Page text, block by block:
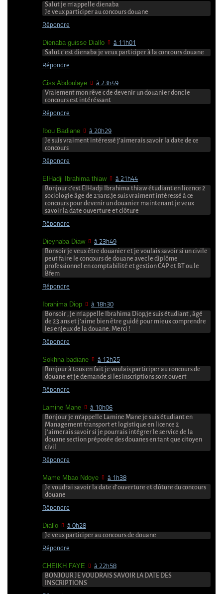
Salut je m’appelle dienaba
Je veux participer au concours douane
Répondre
Dienaba guisse Diallo à 11h01
Salut c’est dienaba je veux participer à la concours douane
Répondre
Ciss Abdoulaye à 23h49
Vraiement mon rêve c de devenir un douanier donc le
concours est intéréssant
Répondre
Ibou Badiane à 20h29
Je suis vraiment intéressé j’aimerais savoir la date de ce
concours
Répondre
ElHadji Ibrahima thiaw à 21h44
Bonjour c’est ElHadji Ibrahima thiaw étudiant en licence 2
sociologie âge de 23ans.je suis vraiment intéressé à ce
concours pour devenir un douanier maintenant je veux
savoir la date ouverture et clôture
Répondre
Dieynaba Diaw à 23h49
Bonsoir je veux être douanier et je voulais savoir si un civile
peut faire le concours de douane avec le diplôme
professionnel en comptabilité et gestion CAP et BT ou le
Bfem
Répondre
Ibrahima Diop à 18h30
Bonsoir , je m’appelle Ibrahima Diop,je suis étudiant , âgé
de 23 ans et j’aime bien être guidé pour mieux comprendre
les enjeux de la douane. Merci !
Répondre
Sokhna badiane à 12h25
Bonjour à tous en fait je voulais participer au concours de
douane et je demande si les inscriptions sont ouvert
Répondre
Lamine Mane à 10h06
Bonjour je m’appelle Lamine Mane je suis étudiant en
Management transport et logistique en licence 2
j’aimerais savoir si je pourrais intégrer le service de la
douane section préposée des douanes en tant que citoyen
civil
Répondre
Mame Mbao Ndoye à 1h38
Je voudrai savoir la date d’ouverture et clôture du concours
douane
Répondre
Diallo à 0h28
Je veux participer au concours de douane
Répondre
CHEIKH FAYE à 22h58
BONJOUR JE VOUDRAIS SAVOIR LA DATE DES
INSCRIPTIONS